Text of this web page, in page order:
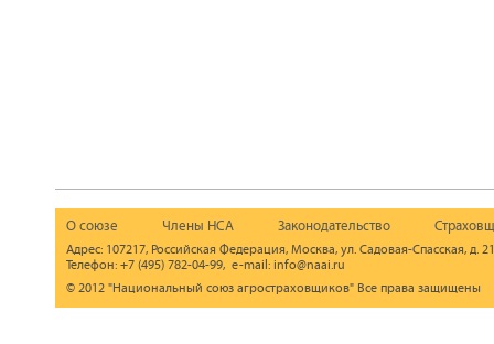
О союзе Члены НСА Законодательство
Адрес: 107217, Российская Федерация, Москва, ул. Садовая-Спасская, д.
Телефон: +7 (495) 782-04-99, e-mail: info@naai.ru
© 2012 "Национальный союз агростраховщиков" Все права защищены